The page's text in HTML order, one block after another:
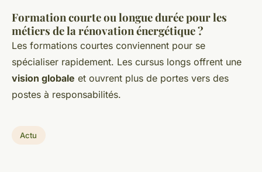
Formation courte ou longue durée pour les
métiers de la rénovation énergétique ?
Les formations courtes conviennent pour se
spécialiser rapidement. Les cursus longs offrent une
vision globale et ouvrent plus de portes vers des
postes à responsabilités.
Actu